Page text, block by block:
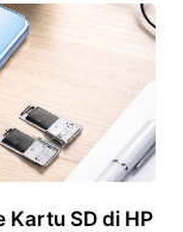
Kartu SD di HP